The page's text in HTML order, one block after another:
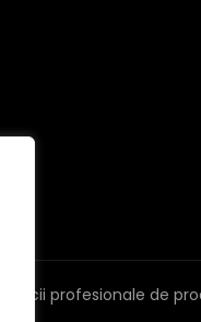
profesionale de